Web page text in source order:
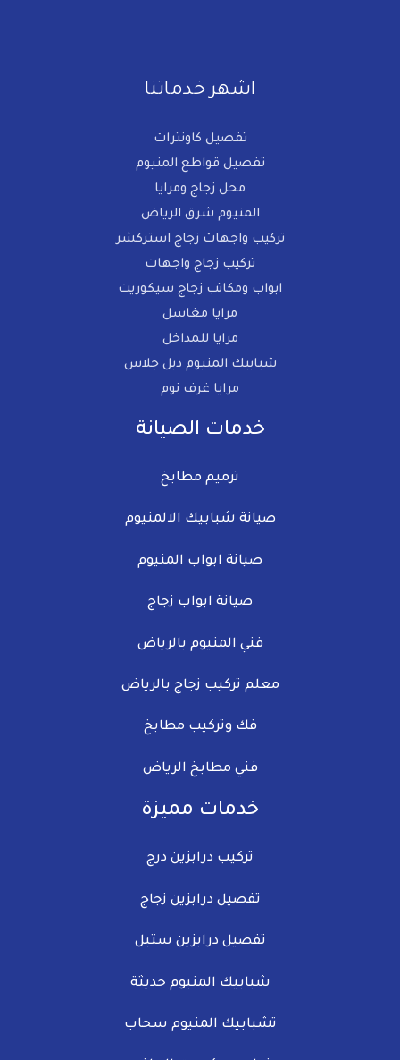
اشهر خدماتنا
تفصيل كاونترات
تفصيل قواطع المنيوم​
محل زجاج ومرايا
المنيوم شرق الرياض
تركيب واجهات زجاج استركشر
تركيب زجاج واجهات
ابواب ومكاتب زجاج سيكوريت
مرايا مغاسل
مرايا للمداخل​
شبابيك المنيوم دبل جلاس
مرايا غرف نوم​
خدمات الصيانة
ترميم مطابخ
صيانة شبابيك الالمنيوم​
صيانة ابواب المنيوم
صيانة ابواب زجاج​
فني المنيوم بالرياض
معلم تركيب زجاج​ بالرياض
فك وتركيب مطابخ
فني مطابخ الرياض
خدمات مميزة
تركيب درابزين درج
تفصيل درابزين زجاج​
تفصيل درابزين ستيل
شبابيك المنيوم حديثة​
تشبابيك المنيوم سحاب